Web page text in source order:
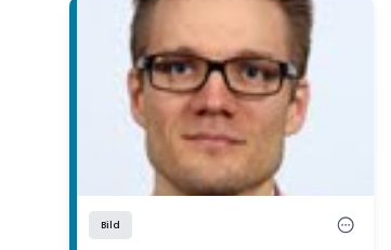
Bild